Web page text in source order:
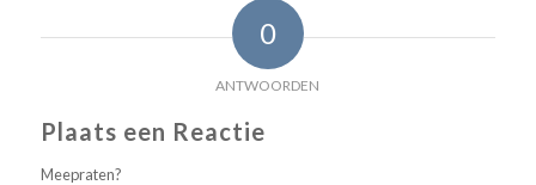
0
ANTWOORDEN
Plaats een Reactie
Meepraten?